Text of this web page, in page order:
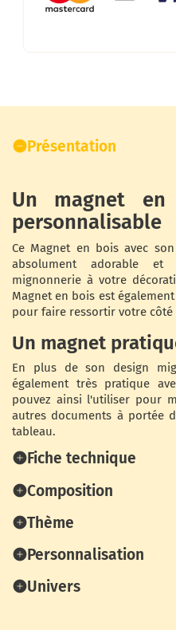
Présentation
Un magnet
personnalisable
Ce Magnet en bois avec
absolument adorable
mignonnerie à votre
Magnet en bois est
pour faire ressortir votre côté
Un magnet
En plus de son design
également très pratique
pouvez ainsi l'utiliser pour
autres documents à portée
tableau.
Fiche technique
Composition
Thème
Personnalisation
Univers